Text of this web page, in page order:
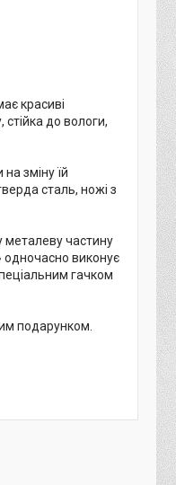
красиві
до вологи,
зміну їй
сталь, ножі з
металеву частину
одночасно виконує
гачком
подарунком.